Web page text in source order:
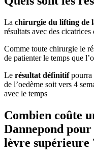
La chirurgie du lifting de
résultats avec des cicatrices
Comme toute chirurgie le
de patienter le temps que
Le résultat définitifpourra
de l’oedème soit vers 4
avec le temps
Combien coûte
Dannepond
lèvre supérieure